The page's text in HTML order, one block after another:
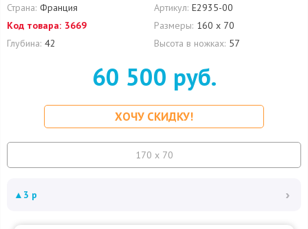
Страна: Франция Артикул: E2935-00
Код товара: 3669 Размеры: 160 х 70
Глубина: 42 Высота в ножках: 57
60 500 руб.
ХОЧУ СКИДКУ!
170 x 70
▲ 3 р ›